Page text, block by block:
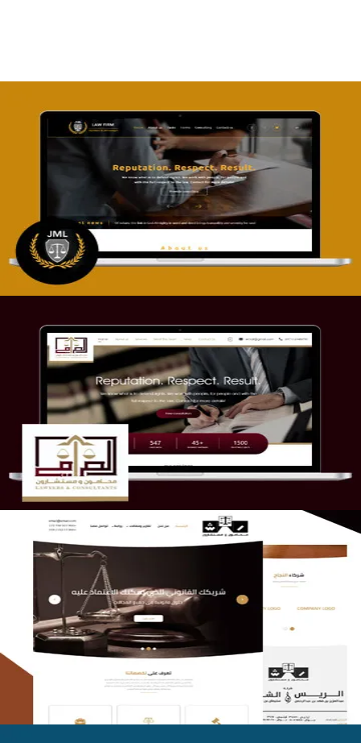
تصميم موقع آل جبار والمزارقة للمحاماة
التفاصيل
موقع الصرامي للمحاماة
التفاصيل
الريس والشعلان للمحاماة
التفاصيل